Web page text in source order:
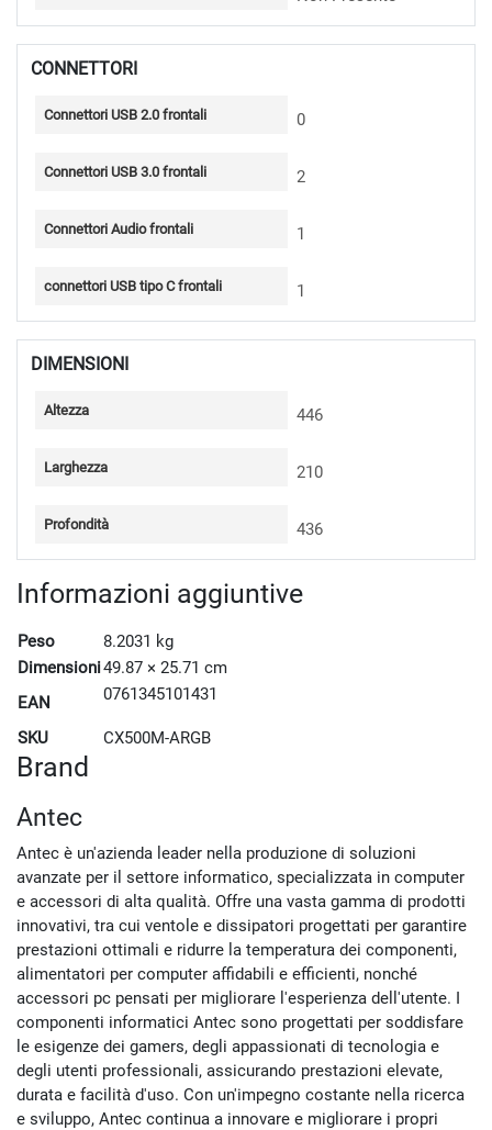
CONNETTORI
Connettori USB 2.0 frontali 0
Connettori USB 3.0 frontali 2
Connettori Audio frontali 1
connettori USB tipo C frontali 1
DIMENSIONI
Altezza 446
Larghezza 210
Profondità 436
Informazioni aggiuntive
Peso
8.2031 kg
Dimensioni49.87 × 25.71 cm
EAN
0761345101431
SKU CX500M-ARGB
Brand
Antec
Antec è un'azienda leader nella produzione di soluzioni
avanzate per il settore informatico, specializzata in computer
e accessori di alta qualità. Offre una vasta gamma di prodotti
innovativi, tra cui ventole e dissipatori progettati per garantire
prestazioni ottimali e ridurre la temperatura dei componenti,
alimentatori per computer affidabili e efficienti, nonché
accessori pc pensati per migliorare l'esperienza dell'utente. I
componenti informatici Antec sono progettati per soddisfare
le esigenze dei gamers, degli appassionati di tecnologia e
degli utenti professionali, assicurando prestazioni elevate,
durata e facilità d'uso. Con un'impegno costante nella ricerca
e sviluppo, Antec continua a innovare e migliorare i propri